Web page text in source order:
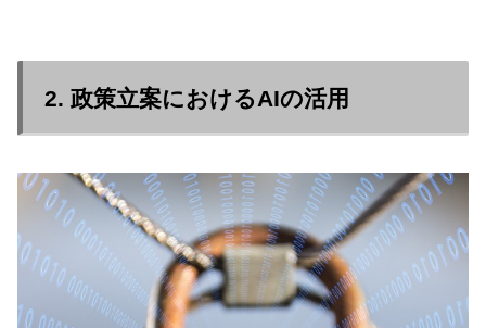
2. 政策立案におけるAIの活用